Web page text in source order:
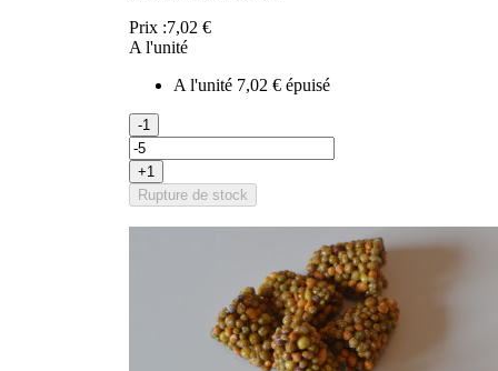
Prix :7,02 €
A l'unité
A l'unité 7,02 € épuisé
-1
+1
Rupture de stock